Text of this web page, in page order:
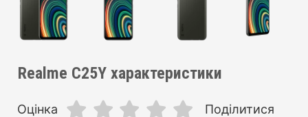
Realme C25Y характеристики
Оцінка Поділитися